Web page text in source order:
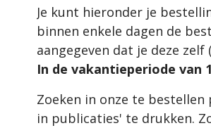
Je kunt hieronder je
binnen enkele dagen de
aangegeven dat je deze
In de vakantieperiode
Zoeken in onze te
in publicaties' te drukken.